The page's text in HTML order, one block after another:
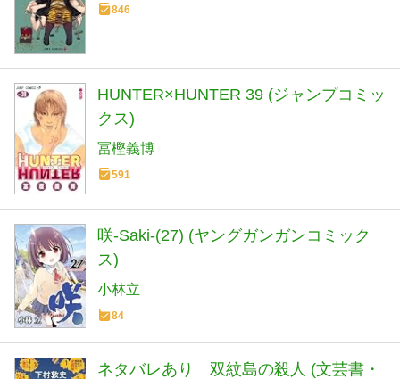
846
HUNTER×HUNTER 39 (ジャンプコミッ
クス)
冨樫義博
591
咲-Saki-(27) (ヤングガンガンコミック
ス)
小林立
84
ネタバレあり 双紋島の殺人 (文芸書・